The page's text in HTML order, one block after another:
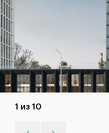
1 из 10